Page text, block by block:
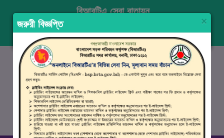
বিআরটিএ সেবা বাতায়ন
প্রবেশ করুন নিবন্ধন ENGLISH
১৬১০৭, ০৯৬১০ ৯৯০ ৯৯৮
রবিবার–বৃহস্পতিবার (০৯.০০ সকাল - ০৪.০০ বিকাল)
×
জরুরী বিজ্ঞপ্তি